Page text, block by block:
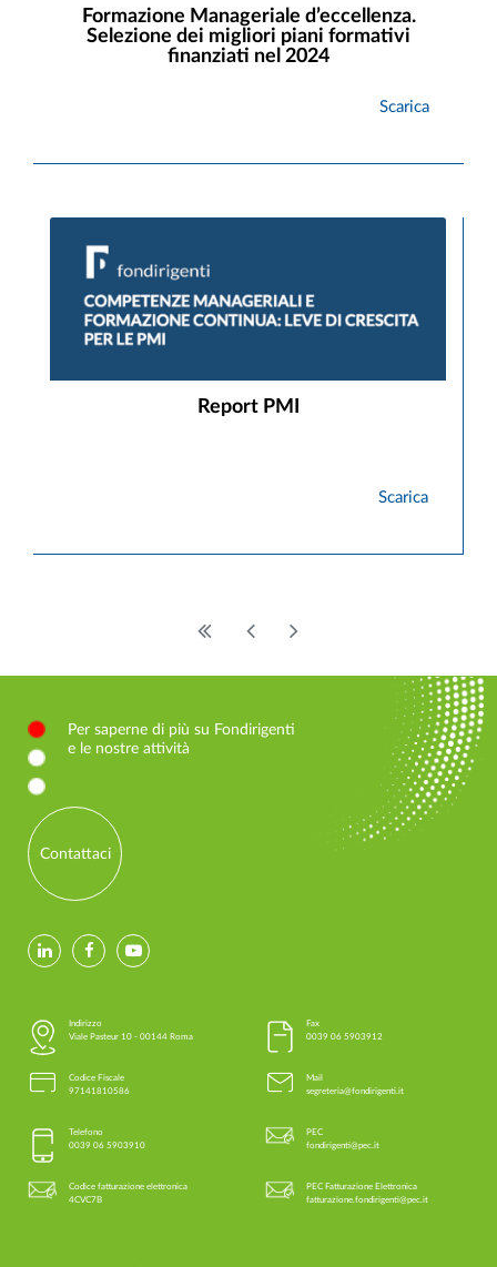
Formazione Manageriale d’eccellenza.
Selezione dei migliori piani formativi
finanziati nel 2024
Scarica
Report PMI
Scarica
Per saperne di più su Fondirigenti
e le nostre attività
Contattaci
Indirizzo
Viale Pasteur 10 - 00144 Roma
Codice Fiscale
97141810586
Telefono
0039 06 5903910
Codice fatturazione elettronica
4CVC7B
Fax
0039 06 5903912
Mail
segreteria@fondirigenti.it
PEC
fondirigenti@pec.it
PEC Fatturazione Elettronica
fatturazione.fondirigenti@pec.it